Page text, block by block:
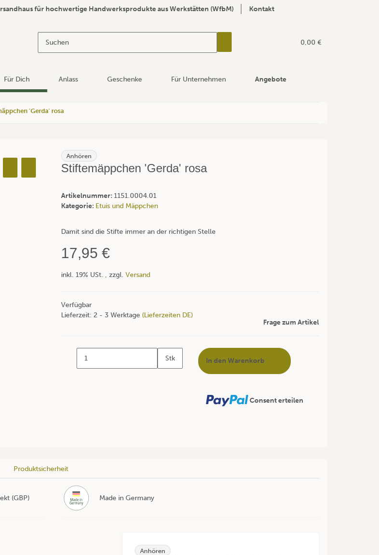
für hochwertige Handwerksprodukte aus Werkstätten (WfbM) Kontakt
0,00 €
Für Dich Anlass Geschenke Für Unternehmen Angebote
'Gerda' rosa
Anhören
Stiftemäppchen 'Gerda' rosa
Artikelnummer: 1151.0004.01
Kategorie: Etuis und Mäppchen
Damit sind die Stifte immer an der richtigen Stelle
17,95 €
inkl. 19% USt. , zzgl. Versand
Verfügbar
Lieferzeit: 2 - 3 Werktage (Lieferzeiten DE)
Frage zum Artikel
Stk In den Warenkorb
Consent erteilen
Produktsicherheit
(GBP) Made in Germany
Anhören